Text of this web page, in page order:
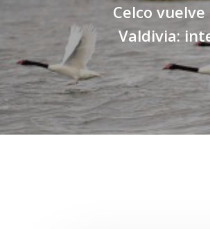
Celco
Valdivia: